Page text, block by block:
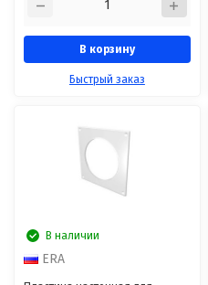
В корзину
Быстрый заказ
В наличии
ERA